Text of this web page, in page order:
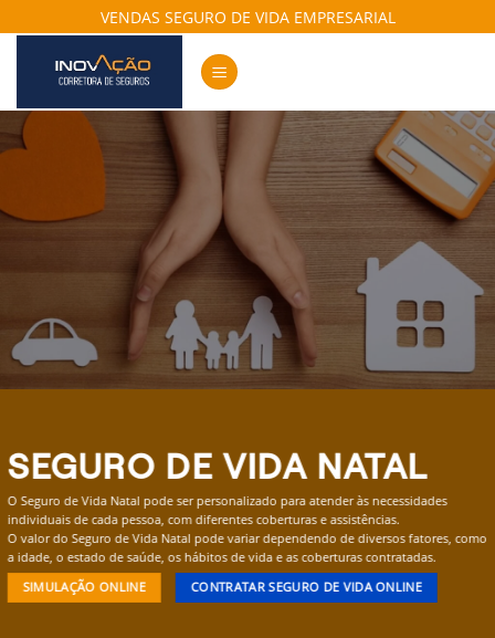
to
content
VENDAS SEGURO DE VIDA EMPRESARIAL
SEGURO DE VIDA NATAL
O Seguro de Vida Natal pode ser personalizado para atender às necessidades
individuais de cada pessoa, com diferentes coberturas e assistências.
O valor do Seguro de Vida Natal pode variar dependendo de diversos fatores, como
a idade, o estado de saúde, os hábitos de vida e as coberturas contratadas.
SIMULAÇÃO ONLINE CONTRATAR SEGURO DE VIDA ONLINE